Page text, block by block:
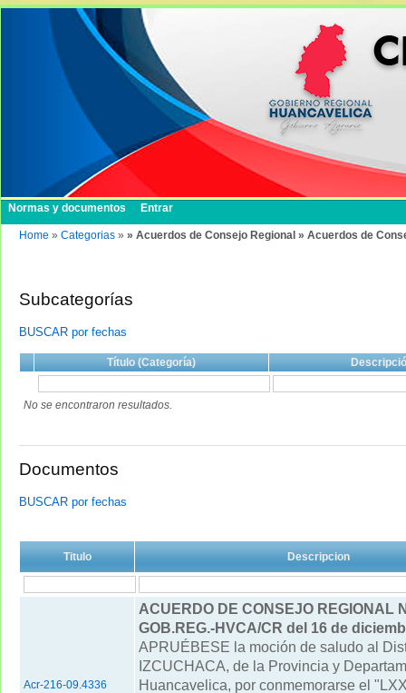
Normas y documentos Entrar
Home » Categorias » » Acuerdos de Consejo Regional » Acuerdos de
Subcategorías
BUSCAR por fechas
Título (Categoría)
No se encontraron resultados.
Documentos
BUSCAR por fechas
Titulo Descripcion
Acr-216-09.4336
ACUERDO DE CONSEJO REGIONAL
GOB.REG.-HVCA/CR del 16 de
APRUÉBESE la moción de saludo al
IZCUCHACA, de la Provincia y
Huancavelica, por conmemorarse el